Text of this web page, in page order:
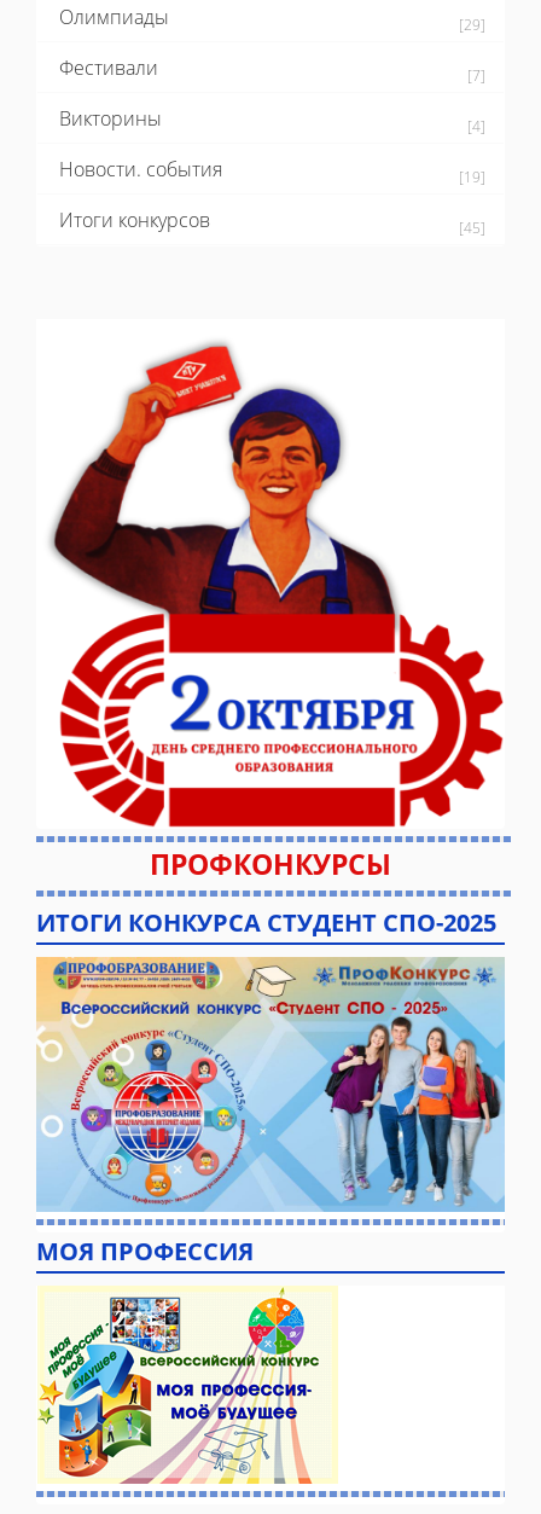
Олимпиады [29]
Фестивали [7]
Викторины [4]
Новости. события [19]
Итоги конкурсов [45]
ПРОФКОНКУРСЫ
ИТОГИ КОНКУРСА СТУДЕНТ СПО-2025
МОЯ ПРОФЕССИЯ